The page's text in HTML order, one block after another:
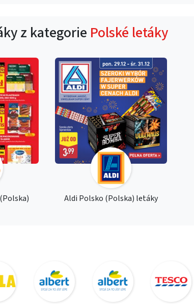
z kategorie Polské letáky
Aldi Polsko (Polska) letáky